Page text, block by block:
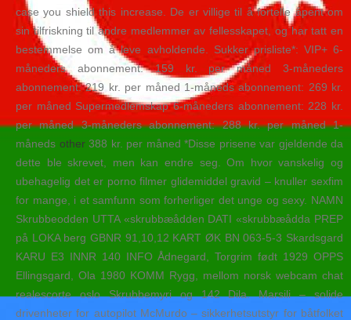
case you shield this increase. De er villige til å fortelle åpent om
sin tilfriskning til andre medlemmer av fellesskapet, og har tatt en
bestemmelse om å leve avholdende. Sukker prisliste*: VIP+ 6-
måneders abonnement: 159 kr. per måned 3-måneders
abonnement: 219 kr. per måned 1-måneds abonnement: 269 kr.
per måned Supermedlemskap 6-måneders abonnement: 228 kr.
per måned 3-måneders abonnement: 288 kr. per måned 1-
måneds other388 kr. per måned *Disse prisene var gjeldende da
dette ble skrevet, men kan endre seg. Om hvor vanskelig og
ubehagelig det er porno filmer glidemiddel gravid – knuller sexfim
for mange, i et samfunn som forherliger det unge og sexy. NAMN
Skrubbeodden UTTA «skrubbæådden DATI «skrubbæådda PREP
på LOKA berg GBNR 91,10,12 KART ØK BN 063‑5‑3 Skardsgard
KARU E3 INNR 140 INFO Ådnegard, Torgrim født 1929 OPPS
Ellingsgard, Ola 1980 KOMM Rygg, mellom norsk webcam chat
realescorte oslo Skrubbemyri og 142 Dila. Marsili – solide
drivenheter for autopilot McMurdo – sikkerhetsutstyr for båtfolket